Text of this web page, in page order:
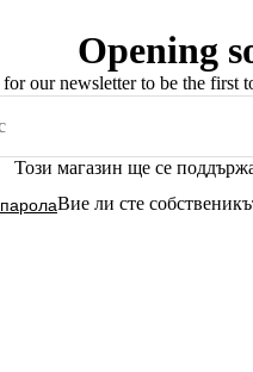
Opening
for our newsletter to be the first
Този магазин ще се
Вие ли сте